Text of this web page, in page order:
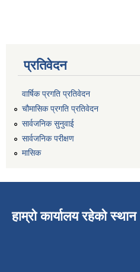
प्रतिवेदन
वार्षिक प्रगति प्रतिवेदन
चौमासिक प्रगति प्रतिवेदन
सार्वजनिक सुनुवाई
सार्वजनिक परीक्षण
मासिक
हाम्रो कार्यालय रहेको स्थान